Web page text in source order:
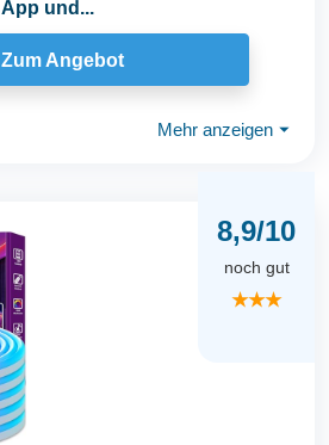
und...
Zum Angebot
Mehr anzeigen ⏷
8,9/10
noch gut
★★★